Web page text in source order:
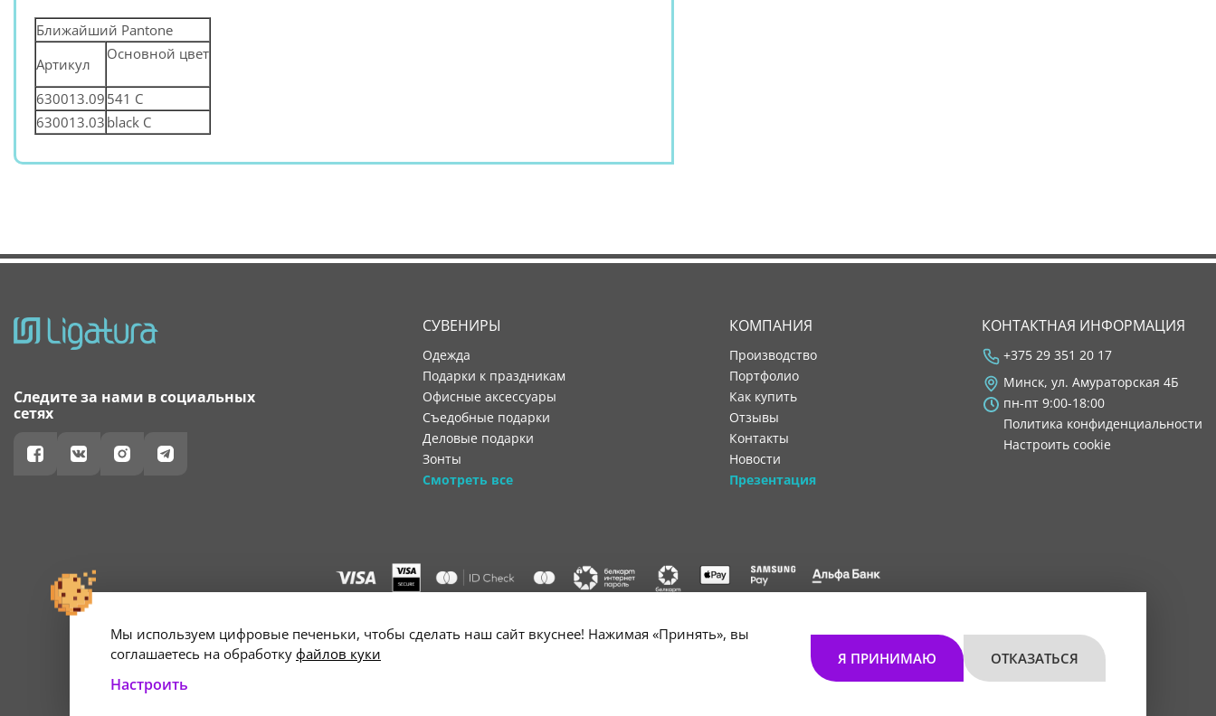
Ближайший Pantone
Артикул
Основной цвет
630013.09 541 С
630013.03 black C
Следите за нами в социальных
сетях
СУВЕНИРЫ
Одежда
Подарки к праздникам
Офисные аксессуары
Съедобные подарки
Деловые подарки
Зонты
Смотреть все
КОМПАНИЯ
производство
портфолио
как купить
отзывы
контакты
новости
Презентация
КОНТАКТНАЯ ИНФОРМАЦИЯ
+375 29 351 20 17
Минск, ул. Амураторская 4Б
пн-пт 9:00-18:00
Политика конфиденциальности
Настроить cookie
г. Минск, ул. Амураторская, 4Б, цокольный этаж, помещение 3. Р/с BY34 ALFA 3012 2B24 8200 1027 0000"
Свидетельство о государственной регистрации №193602931 выдано Минским горисполкомом 30.11.2021 г.
Мы используем цифровые печеньки, чтобы сделать наш сайт вкуснее! Нажимая «Принять», вы
соглашаетесь на обработку файлов куки
Настроить
Я ПРИНИМАЮ ОТКАЗАТЬСЯ